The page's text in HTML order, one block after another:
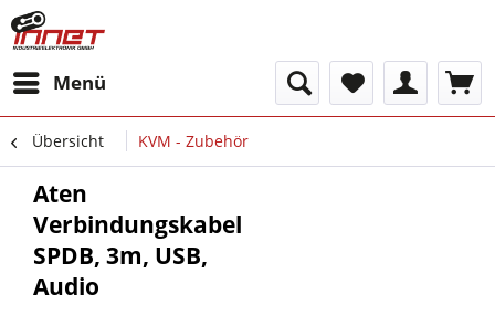
Menü
Übersicht KVM - Zubehör
Aten
Verbindungskabel
SPDB, 3m, USB,
Audio